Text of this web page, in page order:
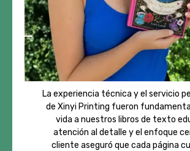
La experiencia técnica y el servicio
de Xinyi Printing fueron
vida a nuestros libros de texto
atención al detalle y el enfoque
cliente aseguró que cada página